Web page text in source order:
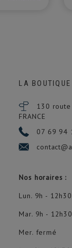
LA
130
FRANCE
07 69 94
Nos horaires :
Lun. 9h -
Mar. 9h -
Mer. fermé